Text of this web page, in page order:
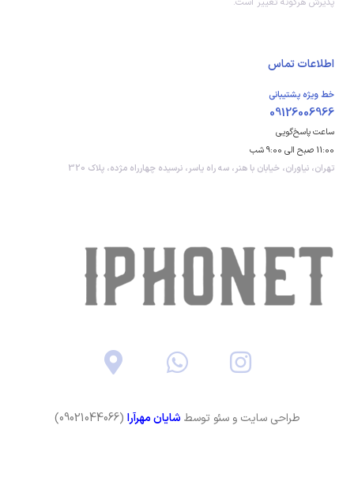
اطلاعات تماس
خط ویژه پشتیبانی
09126006966
ساعت پاسخ‌گویی
11:00 صبح الی 9:00 شب
تهران، نیاوران، خیابان با هنر، سه راه یاسر، نرسیده چهارراه مژده، پلاک 320
طراحی سایت و سئو توسط شایان مهرآرا (09021044066)